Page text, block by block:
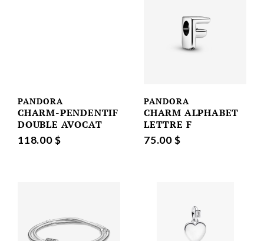
PANDORA
CHARM-PENDENTIF
DOUBLE AVOCAT
118.00 $
PANDORA
CHARM ALPHABET
LETTRE F
75.00 $